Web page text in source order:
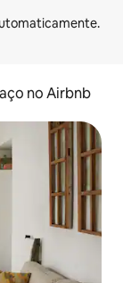
no Airbnb